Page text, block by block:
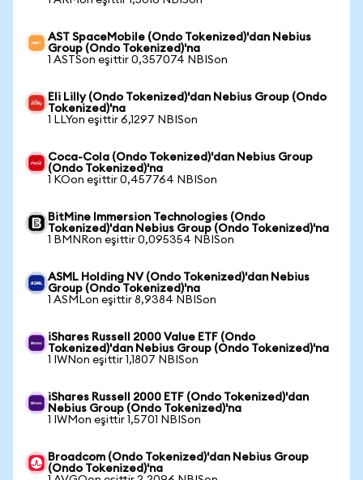
AST SpaceMobile (Ondo Tokenized)'dan Nebius
Group (Ondo Tokenized)'na
1 ASTSon eşittir 0,357074 NBISon
Eli Lilly (Ondo Tokenized)'dan Nebius Group (Ondo
Tokenized)'na
1 LLYon eşittir 6,1297 NBISon
Coca-Cola (Ondo Tokenized)'dan Nebius Group
(Ondo Tokenized)'na
1 KOon eşittir 0,457764 NBISon
BitMine Immersion Technologies (Ondo
Tokenized)'dan Nebius Group (Ondo Tokenized)'na
1 BMNRon eşittir 0,095354 NBISon
ASML Holding NV (Ondo Tokenized)'dan Nebius
Group (Ondo Tokenized)'na
1 ASMLon eşittir 8,9384 NBISon
iShares Russell 2000 Value ETF (Ondo
Tokenized)'dan Nebius Group (Ondo Tokenized)'na
1 IWNon eşittir 1,1807 NBISon
iShares Russell 2000 ETF (Ondo Tokenized)'dan
Nebius Group (Ondo Tokenized)'na
1 IWMon eşittir 1,5701 NBISon
Broadcom (Ondo Tokenized)'dan Nebius Group
(Ondo Tokenized)'na